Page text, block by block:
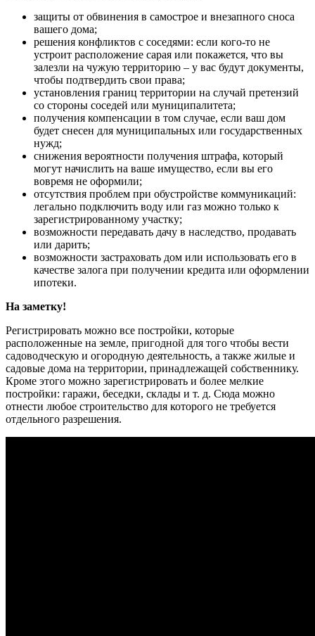
защиты от обвинения в самострое и внезапного сноса
вашего дома;
решения конфликтов с соседями: если кого-то не
устроит расположение сарая или покажется, что вы
залезли на чужую территорию – у вас будут документы,
чтобы подтвердить свои права;
установления границ территории на случай претензий
со стороны соседей или муниципалитета;
получения компенсации в том случае, если ваш дом
будет снесен для муниципальных или государственных
нужд;
снижения вероятности получения штрафа, который
могут начислить на ваше имущество, если вы его
вовремя не оформили;
отсутствия проблем при обустройстве коммуникаций:
легально подключить воду или газ можно только к
зарегистрированному участку;
возможности передавать дачу в наследство, продавать
или дарить;
возможности застраховать дом или использовать его в
качестве залога при получении кредита или оформлении
ипотеки.
На заметку!
Регистрировать можно все постройки, которые
расположенные на земле, пригодной для того чтобы вести
садоводческую и огородную деятельность, а также жилые и
садовые дома на территории, принадлежащей собственнику.
Кроме этого можно зарегистрировать и более мелкие
постройки: гаражи, беседки, склады и т. д. Сюда можно
отнести любое строительство для которого не требуется
отдельного разрешения.